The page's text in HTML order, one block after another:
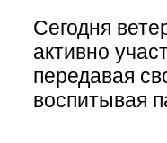
Сегодня
активно
передавая
воспитывая